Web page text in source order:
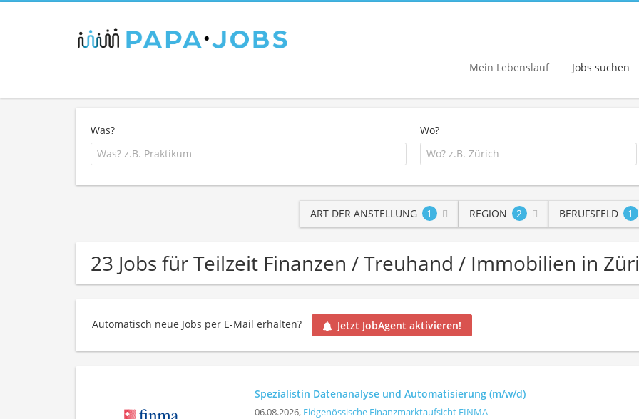
Mein Lebenslauf Jobs suchen
Was? Wo?
ART DER ANSTELLUNG 1 REGION 2 BERUFSFELD 1
23 Jobs für Teilzeit Finanzen / Treuhand / Immobilien in
Automatisch neue Jobs per E-Mail erhalten? Jetzt JobAgent aktivieren!
Spezialistin Datenanalyse und Automatisierung (m/w/d)
06.08.2026, Eidgenössische Finanzmarktaufsicht FINMA